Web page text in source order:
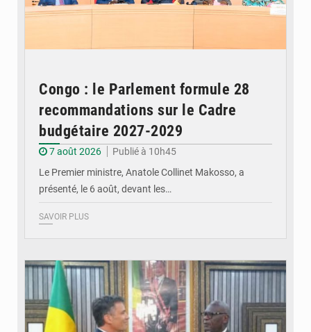
Congo : le Parlement formule 28
recommandations sur le Cadre
budgétaire 2027-2029
7 août 2026
Publié à 10h45
Le Premier ministre, Anatole Collinet Makosso, a
présenté, le 6 août, devant les…
SAVOIR PLUS